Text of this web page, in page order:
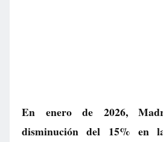
En enero de 2026,
disminución del 15% en